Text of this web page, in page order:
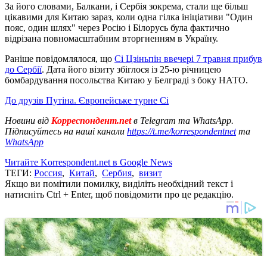
За його словами, Балкани, і Сербія зокрема, стали ще більш
цікавими для Китаю зараз, коли одна гілка ініціативи "Один
пояс, один шлях" через Росію і Білорусь була фактично
відрізана повномасштабним вторгненням в Україну.
Раніше повідомлялося, що Сі Цзіньпін ввечері 7 травня прибув
до Сербії. Дата його візиту збіглося із 25-ю річницею
бомбардування посольства Китаю у Белграді з боку НАТО.
До друзів Путіна. Європейське турне Сі
Новини від Корреспондент.netв Telegram та WhatsApp.
Підписуйтесь на наші канали https://t.me/korrespondentnetта
WhatsApp
Читайте Korrespondent.net в Google News
ТЕГИ: Россия, Китай, Сербия, визит
Якщо ви помітили помилку, виділіть необхідний текст і
натисніть Ctrl + Enter, щоб повідомити про це редакцію.